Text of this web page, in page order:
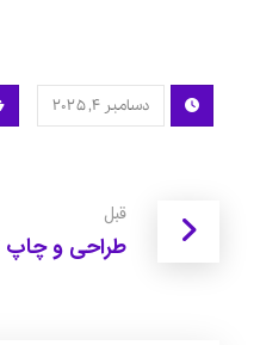
دسامبر ۴, ۲۰۲۵
قبل
طراحی و چاپ